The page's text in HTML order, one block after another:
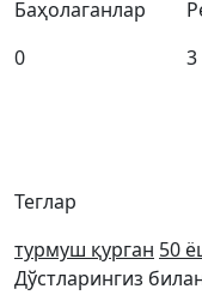
Теглар
турмуш қурган 50
Баҳолаганлар
0
3
Дўстларингиз